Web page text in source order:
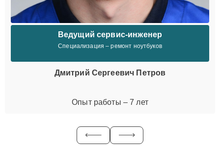
Ведущий сервис-инженер
Специализация – ремонт ноутбуков
Дмитрий Сергеевич Петров
Опыт работы – 7 лет